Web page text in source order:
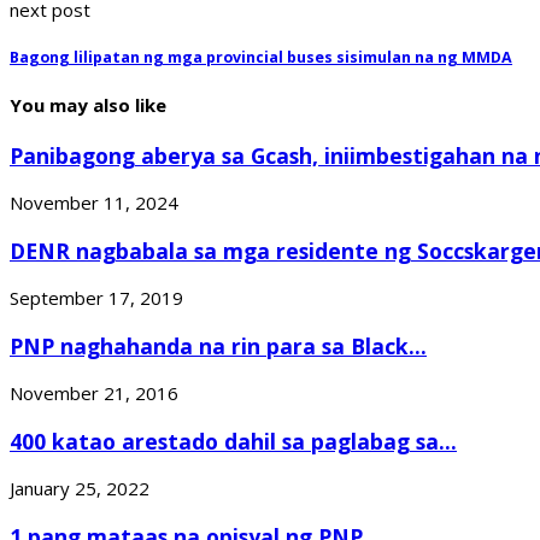
next post
Bagong lilipatan ng mga provincial buses sisimulan na ng MMDA
You may also like
Panibagong aberya sa Gcash, iniimbestigahan na
November 11, 2024
DENR nagbabala sa mga residente ng
September 17, 2019
PNP naghahanda na rin para sa Black...
November 21, 2016
400 katao arestado dahil sa paglabag sa...
January 25, 2022